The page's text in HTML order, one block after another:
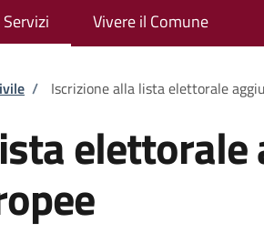
Servizi Vivere il Comune
/ Iscrizione alla lista elettorale